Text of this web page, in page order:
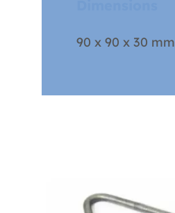
90 x 90 x 30 mm